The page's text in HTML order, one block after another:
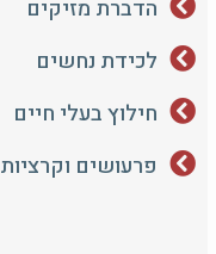
הדברת מזיקים
לכידת נחשים
חילוץ בעלי חיים
פרעושים וקרציות